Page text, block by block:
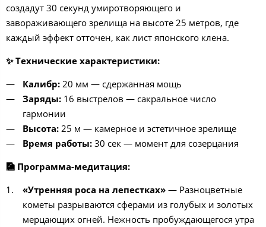
создадут 30 секунд умиротворяющего и
завораживающего зрелища на высоте 25 метров, где
каждый эффект отточен, как лист японского клена.
✨Технические характеристики:
Калибр:20 мм — сдержанная мощь
Заряды:16 выстрелов — сакральное число
гармонии
Высота:25 м — камерное и эстетичное зрелище
Время работы:30 сек — момент для созерцания
🎑 Программа-медитация:
«Утренняя роса на лепестках»— Разноцветные
кометы разрываются сферами из голубых и золотых
мерцающих огней. Нежность пробуждающегося утра